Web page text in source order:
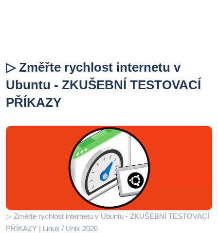
▷ Změřte rychlost internetu v
Ubuntu - ZKUŠEBNÍ TESTOVACÍ
PŘÍKAZY
▷ Změřte rychlost internetu v Ubuntu - ZKUŠEBNÍ TESTOVACÍ
PŘÍKAZY | Linux / Unix 2026